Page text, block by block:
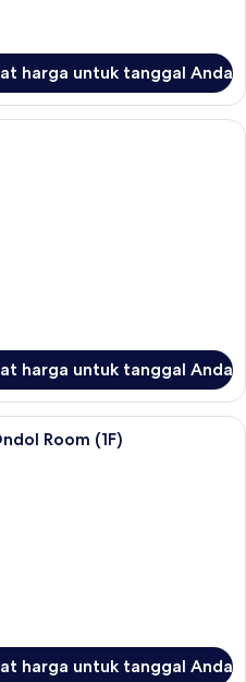
harga untuk tanggal Anda
Forest Standard Twin | Seprai
harga untuk tanggal Anda
Garden Ocean View Deluxe Ondol
Room (1F)
harga untuk tanggal Anda